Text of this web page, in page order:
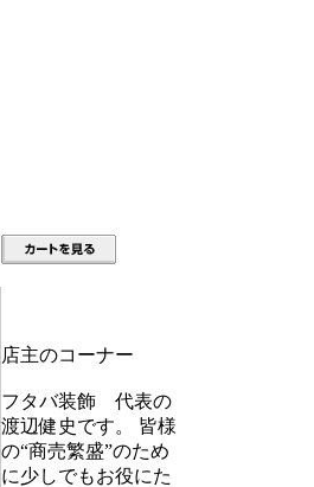
店主のコーナー
フタバ装飾 代表の
渡辺健史です。 皆様
の“商売繁盛”のため
に少しでもお役にた